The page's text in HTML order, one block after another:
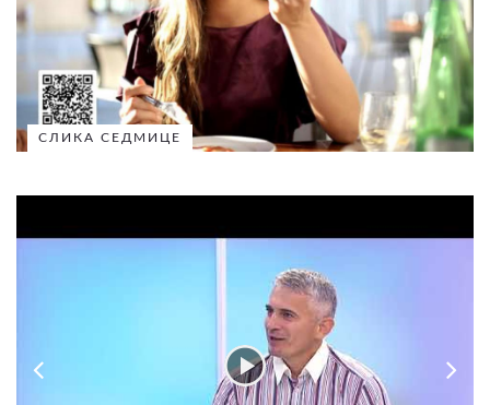
СЛИКА СЕДМИЦЕ